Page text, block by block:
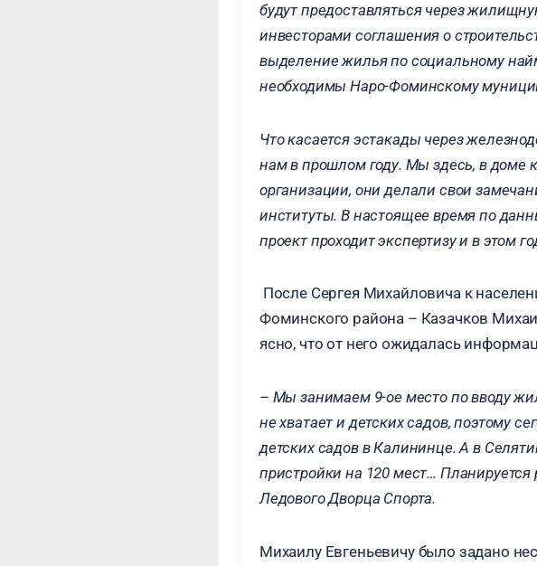
будут предоставляться через
инвесторами соглашения о
выделение жилья по социальному
необходимы Наро-Фоминскому
Что касается эстакады через
нам в прошлом году. Мы здесь, в доме
организации, они делали свои
институты. В настоящее время по
проект проходит экспертизу и в этом
После Сергея Михайловича к
Фоминского района – Казачков
ясно, что от него ожидалась
– Мы занимаем 9-ое место по вводу
не хватает и детских садов, поэтому
детских садов в Калининце. А в
пристройки на 120 мест…
Ледового Дворца Спорта.
Михаилу Евгеньевичу было задано